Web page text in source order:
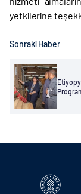
yetkilerine
Sonraki Haber